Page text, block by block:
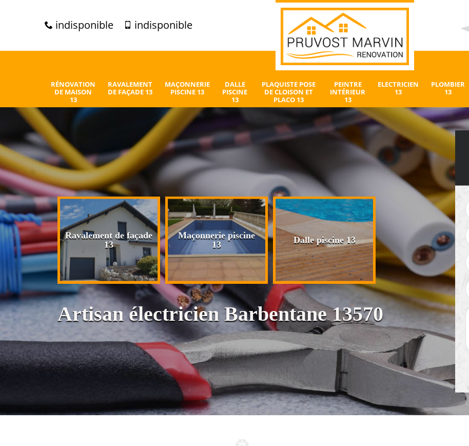
indisponible indisponible
RÉNOVATION
DE MAISON
13
RAVALEMENT
DE FAÇADE 13
MAÇONNERIE
PISCINE 13
DALLE
PISCINE
13
PLAQUISTE POSE
DE CLOISON ET
PLACO 13
PEINTRE
INTÉRIEUR
13
ELECTRICIEN
13
PLOMBIER
13
de maison
Ravalement de façade
13
Maçonnerie piscine
13
Dalle piscine 13
Plaquiste pose de
cloison et placo 13
Artisan électricien Barbentane 13570